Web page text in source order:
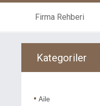
Firma Rehberi
Kategoriler
Aile